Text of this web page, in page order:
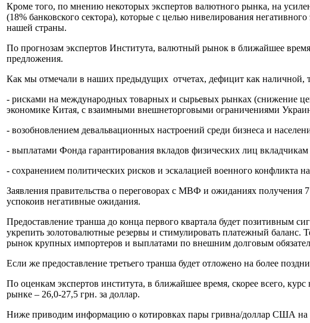
Кроме того, по мнению некоторых экспертов валютного рынка, на
(18% банковского сектора), которые с целью нивелирования
нашей страны.
По прогнозам экспертов Института, валютный рынок в ближайшее время
предложения.
Как мы отмечали в наших предыдущих отчетах, дефицит как наличной,
- рисками на международных товарных и сырьевых рынках (снижение
экономике Китая, с взаимными внешнеторговыми ограничениями
- возобновлением девальвационных настроений среди бизнеса и
- выплатами Фонда гарантирования вкладов физических лиц
- сохранением политических рисков и эскалацией военного конфликта
Заявления правительства о переговорах с МВФ и ожиданиях получения
успокоив негативные ожидания.
Предоставление транша до конца первого квартала будет позитивным
укрепить золотовалютные резервы и стимулировать платежный
рынок крупных импортеров и выплатами по внешним долговым
Если же предоставление третьего транша будет отложено на более
По оценкам экспертов института, в ближайшее время, скорее всего,
рынке – 26,0-27,5 грн. за доллар.
Ниже приводим информацию о котировках пары гривна/доллар США на